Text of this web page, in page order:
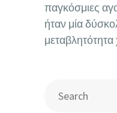
παγκόσμιες
ήταν μία
μεταβλητότητα